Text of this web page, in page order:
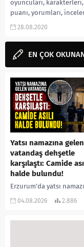
oyuncuları, karakterleri,
puanı, yorumları,
yeni bölüm ne zaman,
28.08.2020
EN ÇOK
Yatsı namazına gelen
vatandaş dehşetle
karşılaştı: Camide
halde bulundu!
Erzurum’da yatsı
camiye gelen bir
04.08.2026 2.886